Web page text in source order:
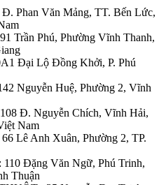
Phan Văn Mảng, TT. Bến Lức,
Trần Phú, Phường Vĩnh Thanh,
Đại Lộ Đồng Khởi, P. Phú
Nguyễn Huệ, Phường 2, Vĩnh
Đ. Nguyễn Chích, Vĩnh Hải,
Nam
Lê Anh Xuân, Phường 2, TP.
Đặng Văn Ngữ, Phú Trinh,
Thuận